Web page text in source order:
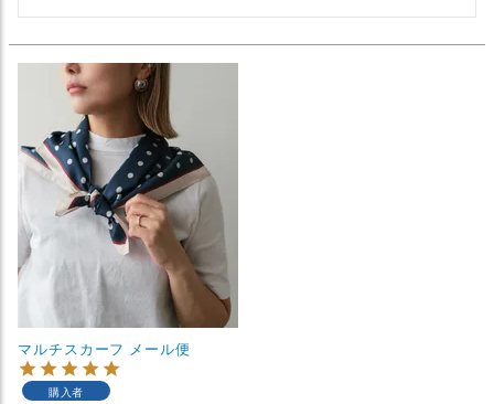
マルチスカーフ メール便
購入者